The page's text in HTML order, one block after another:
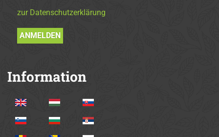
zur Datenschutzerklärung
Information